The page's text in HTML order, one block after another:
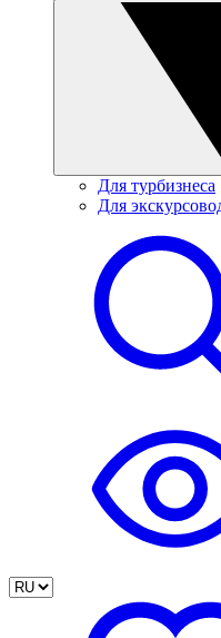
Для турбизнеса
Для